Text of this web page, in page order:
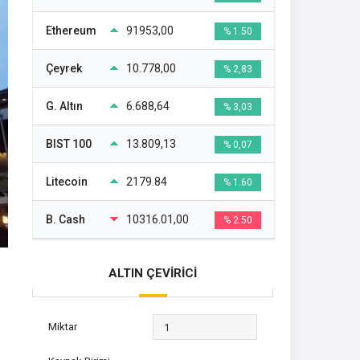
Ethereum 91953,00 % 1.50
Çeyrek 10.778,00 % 2,83
G. Altın 6.688,64 % 3,03
BIST 100 13.809,13 % 0,07
Litecoin 2179.84 % 1.60
B. Cash 10316.01,00 % 2.50
ALTIN ÇEVİRİCİ
Miktar